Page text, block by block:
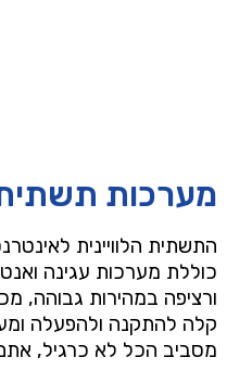
מערכות
כוללת מערכות עגינה
ורציפה במהירות גבוהה,
קלה להתקנה ולהפעלה
מסביב הכל לא כרגיל,